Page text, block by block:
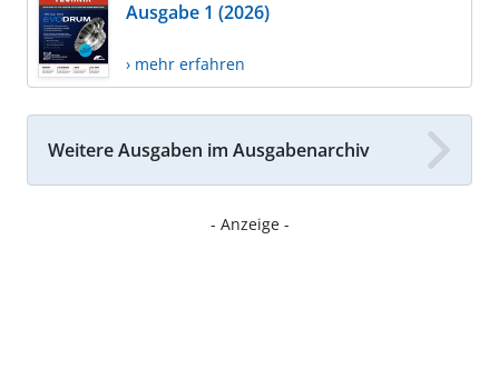
Ausgabe 1 (2026)
› mehr erfahren
Weitere Ausgaben im Ausgabenarchiv
- Anzeige -